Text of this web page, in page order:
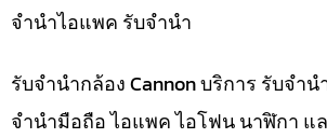
จำนำไอแพค รับจำนำ
รับจำนำกล้อง Cannon บริการ รับจำ
จำนำมือถือ ไอแพค ไอโฟน นาฬิกา แ